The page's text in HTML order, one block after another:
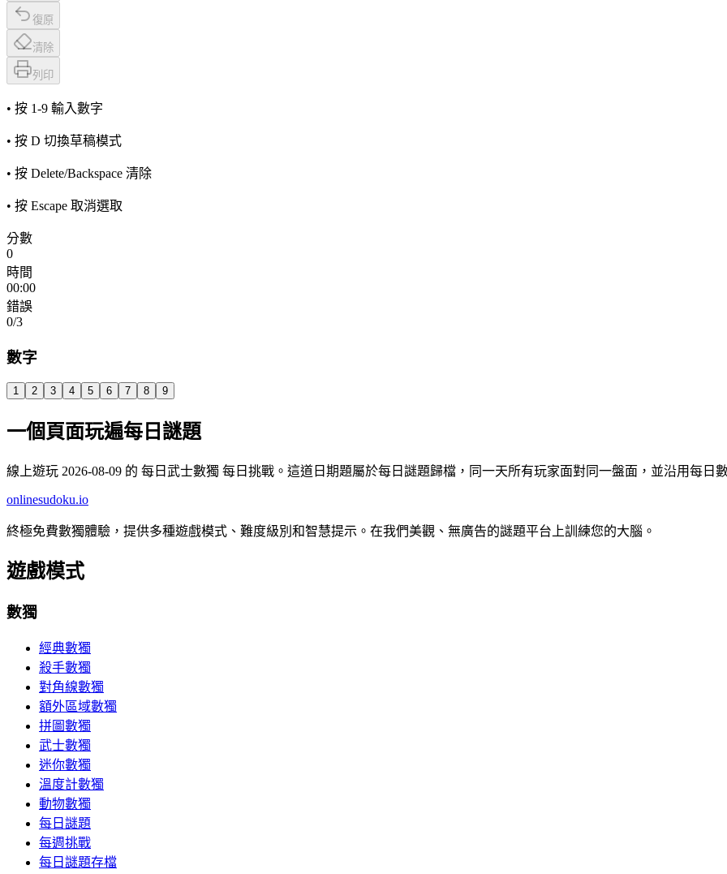
復原
清除
列印
• 按 1-9 輸入數字
• 按 D 切換草稿模式
• 按 Delete/Backspace 清除
• 按 Escape 取消選取
分數
0
時間
00:00
錯誤
0/3
數字
1 2 3 4 5 6 7 8 9
一個頁面玩遍每日謎題
線上遊玩 2026-08-09 的 每日武士數獨 每日挑戰。這道日期題屬於每日謎題歸檔，同一天所有玩家面對同一盤面，並沿用每日
onlinesudoku.io
終極免費數獨體驗，提供多種遊戲模式、難度級別和智慧提示。在我們美觀、無廣告的謎題平台上訓練您的大腦。
遊戲模式
數獨
經典數獨
殺手數獨
對角線數獨
額外區域數獨
拼圖數獨
武士數獨
迷你數獨
溫度計數獨
動物數獨
每日謎題
每週挑戰
每日謎題存檔